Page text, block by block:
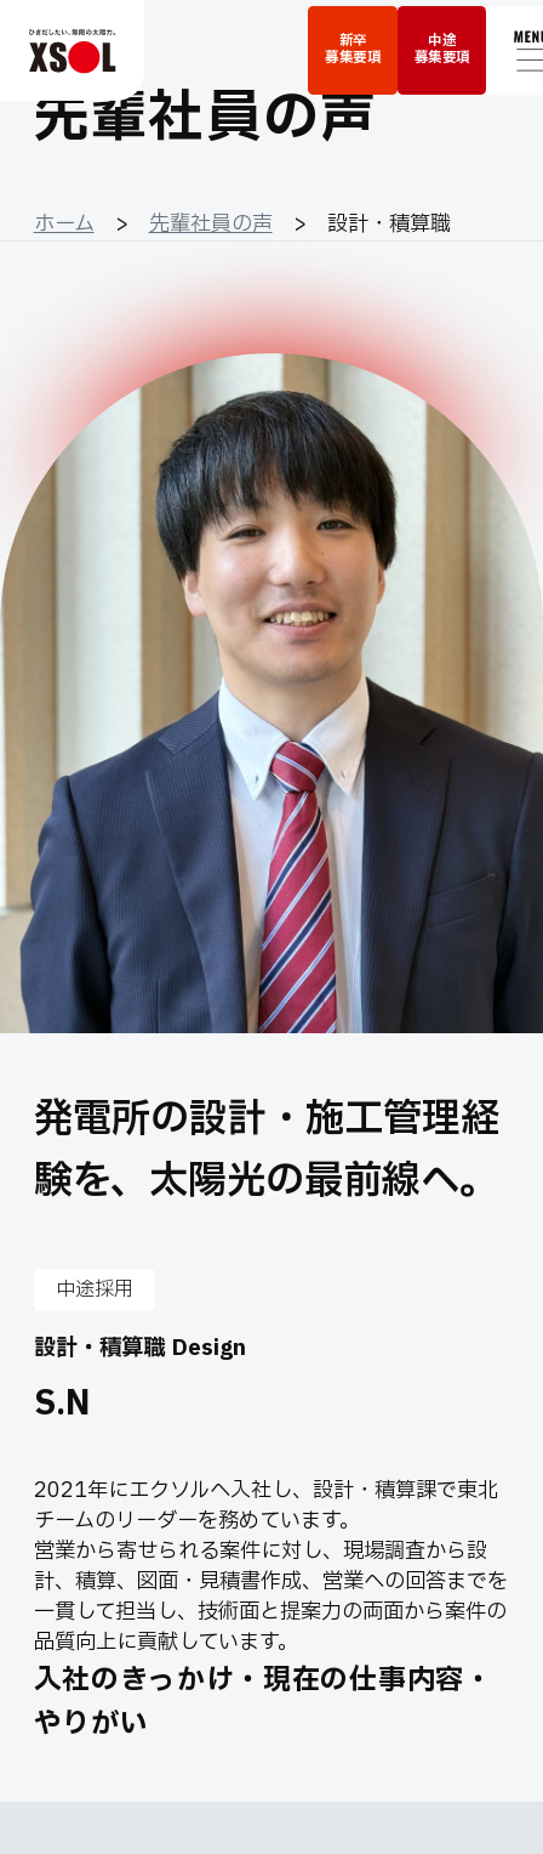
新卒
募集要項
中途
募集要項
先輩社員の声
ホーム>先輩社員の声> 設計・積算職
発電所の設計・施工管理経
験を、太陽光の最前線へ。
中途採用
設計・積算職 Design
S.N
2021年にエクソルへ入社し、設計・積算課で東北
チームのリーダーを務めています。
営業から寄せられる案件に対し、現場調査から設
計、積算、図面・見積書作成、営業への回答までを
一貫して担当し、技術面と提案力の両面から案件の
品質向上に貢献しています。
入社のきっかけ・現在の仕事内容・
やりがい